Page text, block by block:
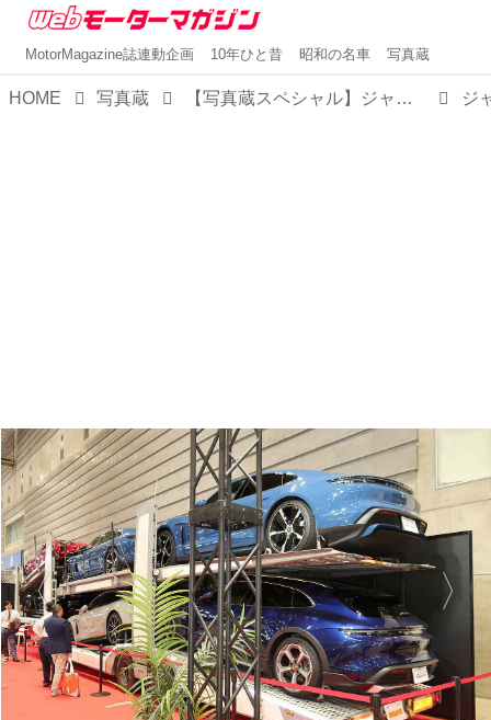
MotorMagazine誌連動企画 10年ひと昔 昭和の名車 写真蔵
HOME 写真蔵 【写真蔵スペシャル】ジャパン トラックショー2024で注目された「はたらくクルマ」たち